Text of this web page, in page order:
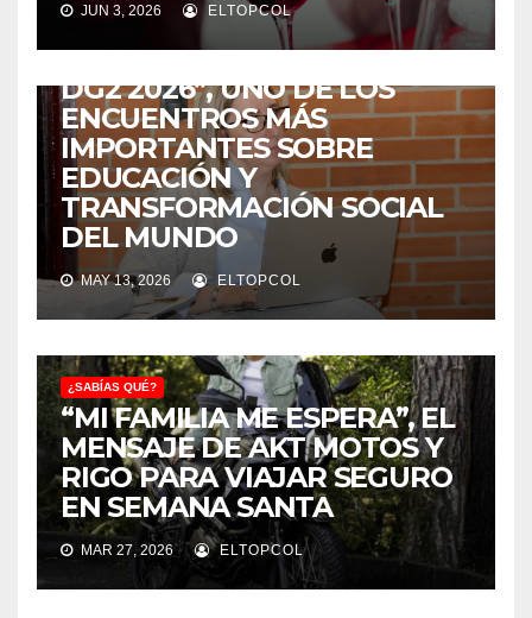
JUN 3, 2026 ELTOPCOL
COLOMBIA SERÁ LA SEDE DE
“LA ESCUELA DE VERANO
DG2 2026”, UNO DE LOS
ENCUENTROS MÁS
IMPORTANTES SOBRE
EDUCACIÓN Y
TRANSFORMACIÓN SOCIAL
DEL MUNDO
MAY 13, 2026 ELTOPCOL
¿SABÍAS QUÉ?
“MI FAMILIA ME ESPERA”, EL
MENSAJE DE AKT MOTOS Y
RIGO PARA VIAJAR SEGURO
EN SEMANA SANTA
MAR 27, 2026 ELTOPCOL